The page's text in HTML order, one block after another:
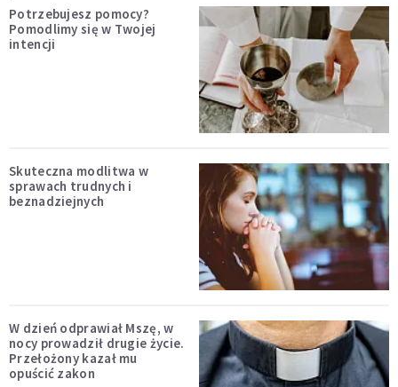
Potrzebujesz pomocy?
Pomodlimy się w Twojej
intencji
Skuteczna modlitwa w
sprawach trudnych i
beznadziejnych
W dzień odprawiał Mszę, w
nocy prowadził drugie życie.
Przełożony kazał mu
opuścić zakon